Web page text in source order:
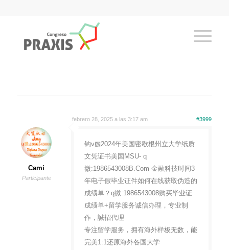
febrero 28, 2025 a las 3:17 am #3999
Cami
Participante
钩v▧2024年美国密歇根州立大学纸质
文凭证书美国MSU- q
微:1986543008B.Com 金融科技时间3
年电子假毕业证件如何在线获取伪造的
成绩单？q微:1986543008购买毕业证
成绩单+留学服务诚信办理，专业制
作，誠招代理
专注留学服务，拥有海外样板无数，能
完美1:1还原海外各国大学